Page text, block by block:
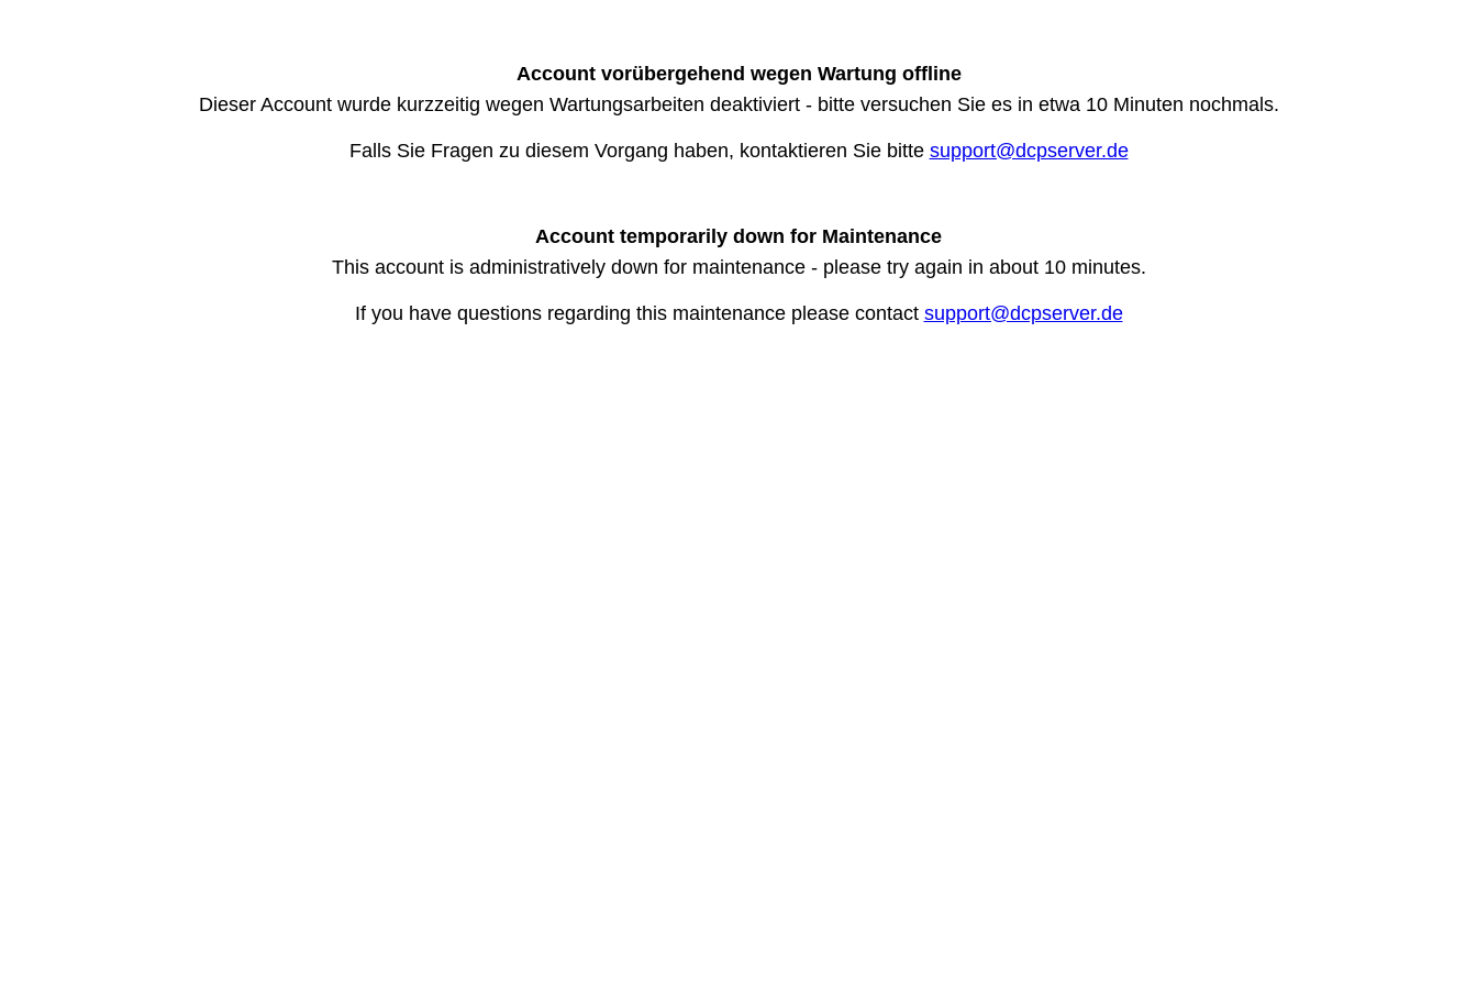
Account vorübergehend wegen Wartung offline
Dieser Account wurde kurzzeitig wegen Wartungsarbeiten deaktiviert - bitte versuchen Sie es in etwa 10 Minuten nochmals.
Falls Sie Fragen zu diesem Vorgang haben, kontaktieren Sie bitte support@dcpserver.de
Account temporarily down for Maintenance
This account is administratively down for maintenance - please try again in about 10 minutes.
If you have questions regarding this maintenance please contact support@dcpserver.de